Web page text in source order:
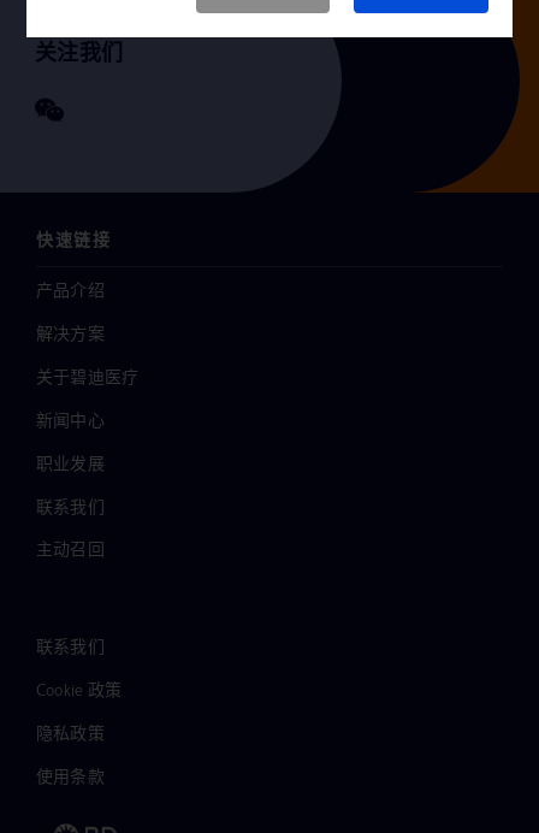
关注我们
快速链接
产品介绍
解决方案
关于碧迪医疗
新闻中心
职业发展
联系我们
主动召回
联系我们
Cookie 政策
隐私政策
使用条款